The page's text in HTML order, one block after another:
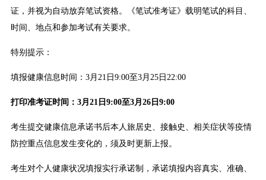
证，并视为自动放弃笔试资格。《笔试准考证》载明笔试的科目、
时间、地点和参加考试有关要求。
特别提示：
填报健康信息时间：3月21日9:00至3月25日22:00
打印准考证时间：3月21日9:00至3月26日9:00
考生提交健康信息承诺书后本人旅居史、接触史、相关症状等疫情
防控重点信息发生变化的，须及时更新上报。
考生对个人健康状况填报实行承诺制，承诺填报内容真实、准确、